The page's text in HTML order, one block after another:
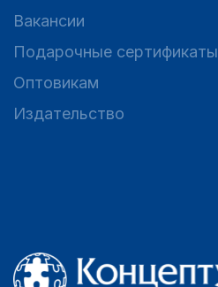
Вакансии
Подарочные сертификаты
Оптовикам
Издательство